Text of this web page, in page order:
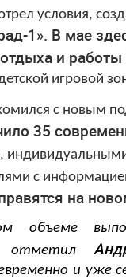
условия,
1». В мае
и работы
игровой
с новым
35
с
на
отметил
и уже